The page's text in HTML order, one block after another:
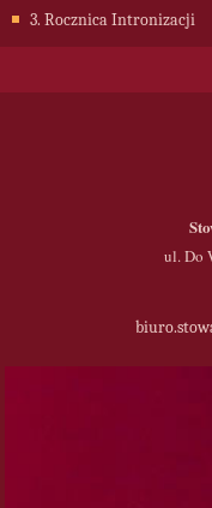
3. Rocznica Intronizacji
ul. Do